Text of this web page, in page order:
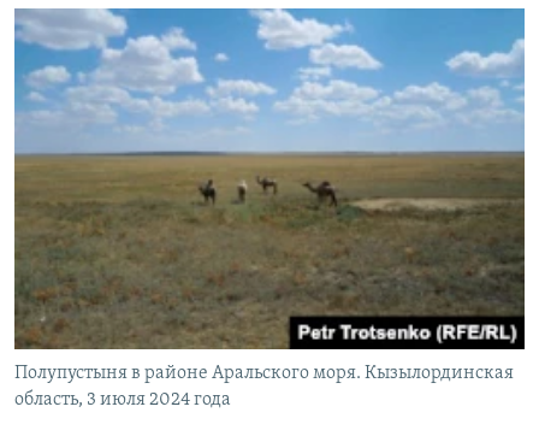
Полупустыня в районе Аральского моря. Кызылординская
область, 3 июля 2024 года